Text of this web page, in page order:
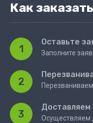
Как заказать
1
Оставьте
Заполните
2
3
Доставляем
Осуществляем